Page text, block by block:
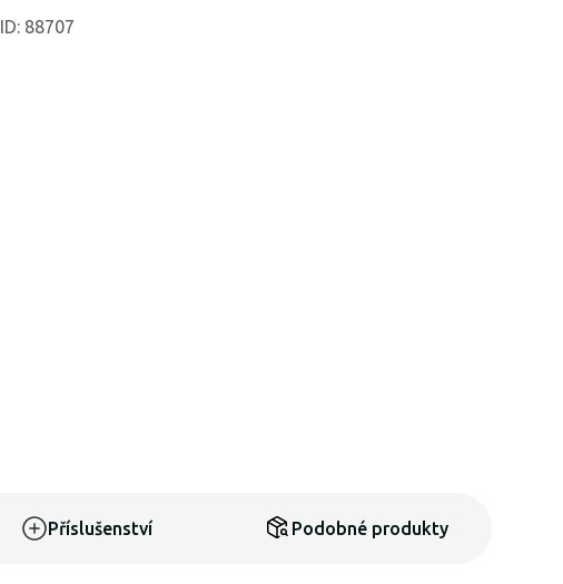
ID: 88707
Příslušenství Podobné produkty